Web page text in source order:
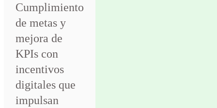
Cumplimiento
de metas y
mejora de
KPIs con
incentivos
digitales que
impulsan